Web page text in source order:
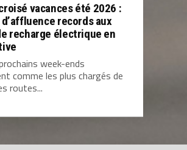
vacances été 2026 :
records aux
recharge électrique en
week-ends
comme les plus chargés de
routes...